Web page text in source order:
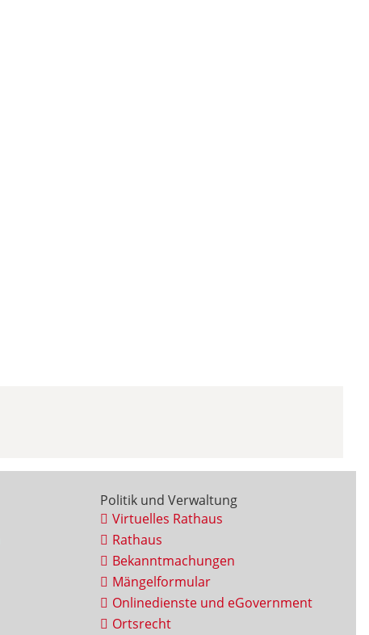
Politik und Verwaltung
Virtuelles Rathaus
Rathaus
Bekanntmachungen
Mängelformular
Onlinedienste und eGovernment
Ortsrecht